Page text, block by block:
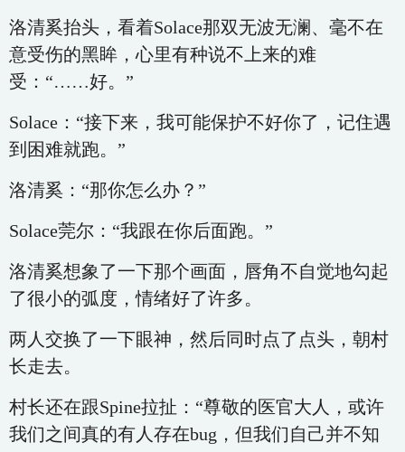
洛清奚抬头，看着Solace那双无波无澜、毫不在
意受伤的黑眸，心里有种说不上来的难
受：“……好。”
Solace：“接下来，我可能保护不好你了，记住遇
到困难就跑。”
洛清奚：“那你怎么办？”
Solace莞尔：“我跟在你后面跑。”
洛清奚想象了一下那个画面，唇角不自觉地勾起
了很小的弧度，情绪好了许多。
两人交换了一下眼神，然后同时点了点头，朝村
长走去。
村长还在跟Spine拉扯：“尊敬的医官大人，或许
我们之间真的有人存在bug，但我们自己并不知